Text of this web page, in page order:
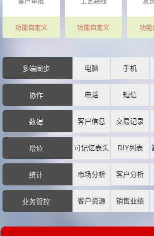
功能自定义 功能自定义 功能
多端同步 电脑 手机
协作 电话 短信
数据 客户信息 交易记录
增值 可记忆表头 DIY列表
统计 市场分析 客户分析
业务管控 客户资源 销售业绩